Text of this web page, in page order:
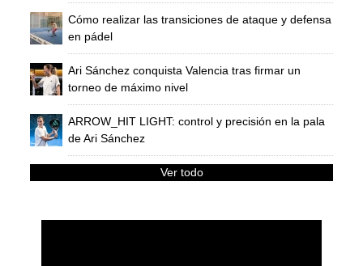
Cómo realizar las transiciones de ataque y defensa
en pádel
Ari Sánchez conquista Valencia tras firmar un
torneo de máximo nivel
ARROW_HIT LIGHT: control y precisión en la pala
de Ari Sánchez
Ver todo